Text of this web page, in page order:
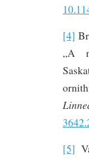
[4]
„A
[5]